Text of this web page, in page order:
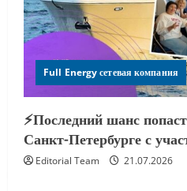
Full Energy сетевая компания
⚡️Последний шанс
Санкт-Петербурге с
Editorial Team 21.07.2026